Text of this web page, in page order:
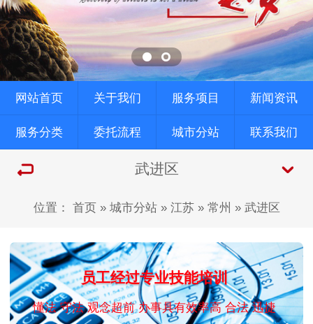
网站首页 关于我们 服务项目 新闻资讯
服务分类 委托流程 城市分站 联系我们
武进区
位置： 首页» 城市分站» 江苏» 常州 » 武进区
员工经过专业技能培训
懂法 守法 观念超前 办事具有效率高 合法 迅捷